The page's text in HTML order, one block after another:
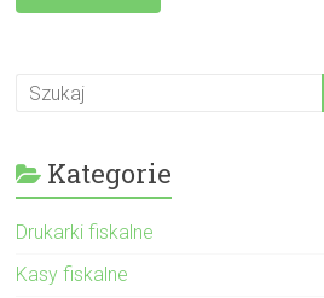
Kategorie
Drukarki fiskalne
Kasy fiskalne